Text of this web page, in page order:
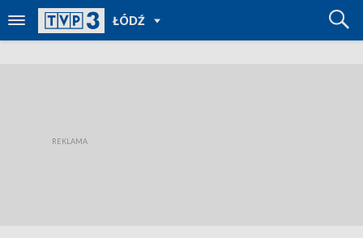
ŁÓDŹ
POWRÓT
DO
REGIONY